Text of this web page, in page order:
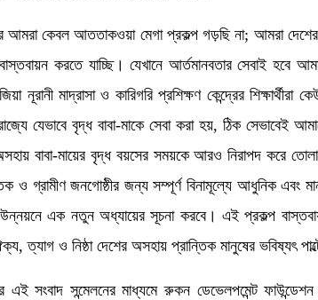
আমরা কেবল আততাকওয়া মেগা প্রকল্প গড়ছি না; আমরা
করতে যাচ্ছি। যেখানে আর্তমানবতার সেবাই হবে
নূরানী মাদ্রাসা ও কারিগরি প্রশিক্ষণ কেন্দ্রের
যেভাবে বৃদ্ধ বাবা-মাকে সেবা করা হয়, ঠিক সেভাবেই
বাবা-মায়ের বৃদ্ধ বয়সের সময়কে আরও নিরাপদ করে তোলা
ও গ্রামীণ জনগোষ্ঠীর জন্য সম্পূর্ণ বিনামূল্যে আধুনিক এবং
উন্নয়নে এক নতুন অধ্যায়ের সূচনা করবে। এই প্রকল্প
ত্যাগ ও নিষ্ঠা দেশের অসহায় প্রান্তিক মানুষের ভবিষ্যৎ
সংবাদ সন্মেলনের মাধ্যমে রুকন ডেভেলপমেন্ট